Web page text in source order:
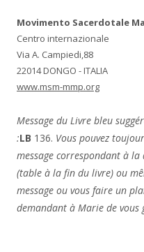
Movimento Sacerdotale
Centro internazionale
Via A. Campiedi,88
22014 DONGO - ITALIA
www.msm-mmp.org
Message du Livre bleu
:LB 136. Vous pouvez
message correspondant à
(table à la fin du livre) ou
message ou vous faire un
demandant à Marie de vous